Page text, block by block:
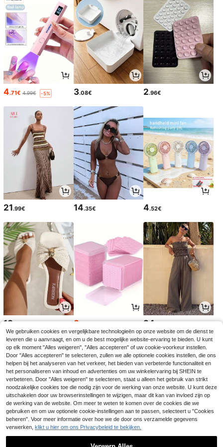
4.71€ 4.99€ -5% 3.08€ 2.96€
21.99€ 14.35€ 4.52€
13 3 24
3 3 3
We gebruiken cookies en vergelijkbare technologieën op onze website om de dienst te
leveren die u aanvraagt, en om u de best mogelijke website-ervaring te bieden. U kunt
op elk moment "Alles weigeren", "Alles accepteren" of uw cookie-voorkeur instellen.
Door "Alles accepteren" te selecteren, zullen we alle optionele cookies instellen, die ons
helpen bij het analyseren van het verkeer, het bieden van verbeterde functionaliteit en
het personaliseren van inhoud en advertenties om uw winkelervaring bij SHEIN te
verbeteren. Door "Alles weigeren" te selecteren, staat u alleen het gebruik van strikt
noodzakelijke cookies toe die nodig zijn voor de werking van onze website. U kunt deze
uitschakelen door uw browserinstellingen te wijzigen, maar dit kan van invloed zijn op
de werking van de website. Om meer te weten te komen over de cookies die we
gebruiken en om uw optionele cookie-instellingen aan te passen, selecteert u "Cookies
beheren". Voor meer informatie over hoe we de door ons verzamelde gegevens
verwerken, klikt u hier om ons Privacybeleid te bekijken.